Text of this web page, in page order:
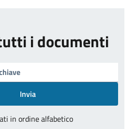
i documenti
Invia
in ordine alfabetico